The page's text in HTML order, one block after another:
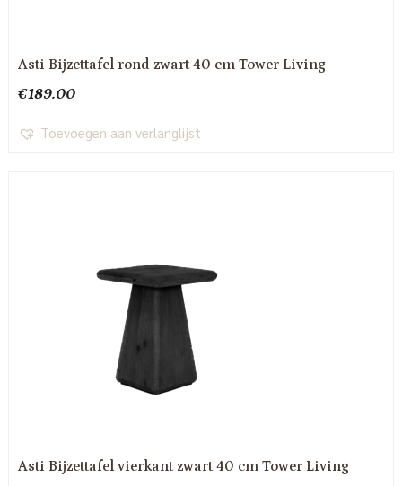
Asti Bijzettafel rond zwart 40 cm Tower Living
€189.00
Toevoegen aan verlanglijst
Asti Bijzettafel vierkant zwart 40 cm Tower Living